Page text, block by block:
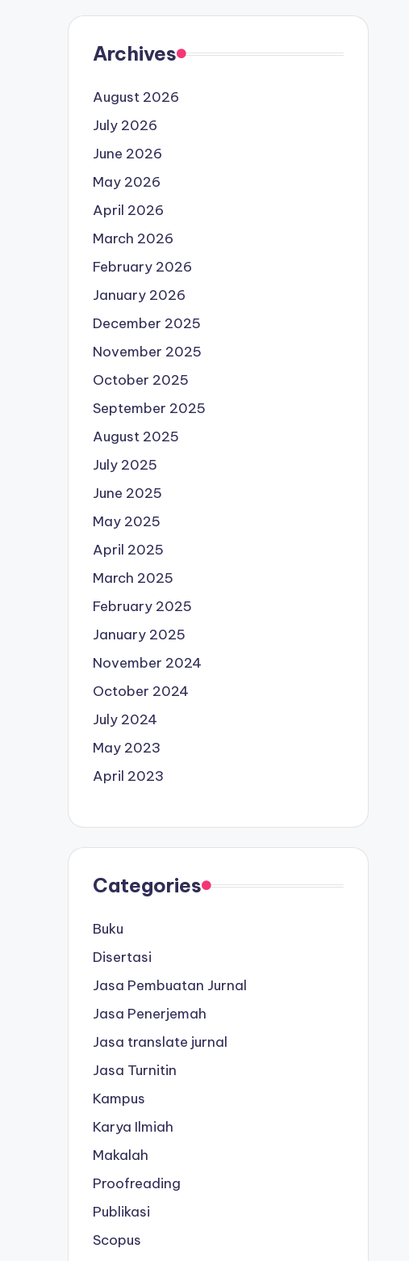
Archives
August 2026
July 2026
June 2026
May 2026
April 2026
March 2026
February 2026
January 2026
December 2025
November 2025
October 2025
September 2025
August 2025
July 2025
June 2025
May 2025
April 2025
March 2025
February 2025
January 2025
November 2024
October 2024
July 2024
May 2023
April 2023
Categories
Buku
Disertasi
Jasa Pembuatan Jurnal
Jasa Penerjemah
Jasa translate jurnal
Jasa Turnitin
Kampus
Karya Ilmiah
Makalah
Proofreading
Publikasi
Scopus